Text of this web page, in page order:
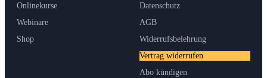
Onlinekurse
Webinare
Shop
Datenschutz
AGB
Widerrufsbelehrung
Vertrag widerrufen
Abo kündigen